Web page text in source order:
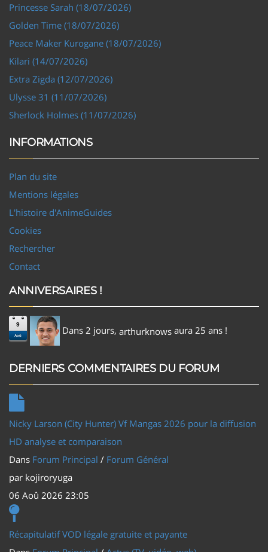
Princesse Sarah (18/07/2026)
Golden Time (18/07/2026)
Peace Maker Kurogane (18/07/2026)
Kilari (14/07/2026)
Extra Zigda (12/07/2026)
Ulysse 31 (11/07/2026)
Sherlock Holmes (11/07/2026)
INFORMATIONS
Plan du site
Mentions légales
L'histoire d'AnimeGuides
Cookies
Rechercher
Contact
ANNIVERSAIRES !
9
Aoû Dans 2 jours, arthurknows aura 25 ans !
DERNIERS COMMENTAIRES DU FORUM
Nicky Larson (City Hunter) Vf Mangas 2026 pour la diffusion
HD analyse et comparaison
Dans Forum Principal / Forum Général
par kojiroryuga
06 Aoû 2026 23:05
Récapitulatif VOD légale gratuite et payante